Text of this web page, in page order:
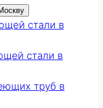
стали в
стали в
труб в